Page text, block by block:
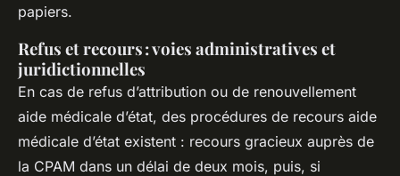
papiers.
Refus et recours : voies administratives et
juridictionnelles
En cas de refus d’attribution ou de renouvellement
aide médicale d’état, des procédures de recours aide
médicale d’état existent : recours gracieux auprès de
la CPAM dans un délai de deux mois, puis, si